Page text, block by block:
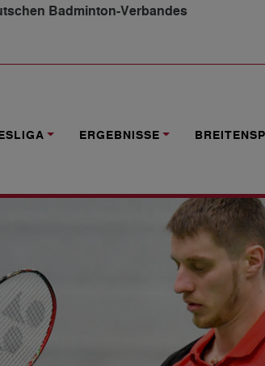
Badminton-Verbandes
ERGEBNISSE